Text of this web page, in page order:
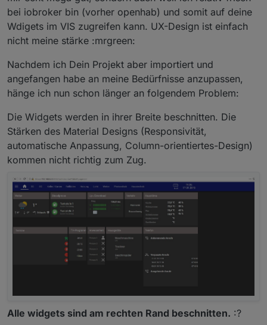
bei iobroker bin (vorher openhab) und somit auf deine
Wdigets im VIS zugreifen kann. UX-Design ist einfach
nicht meine stärke :mrgreen:
Nachdem ich Dein Projekt aber importiert und
angefangen habe an meine Bedürfnisse anzupassen,
hänge ich nun schon länger an folgendem Problem:
Die Widgets werden in ihrer Breite beschnitten. Die
Stärken des Material Designs (Responsivität,
automatische Anpassung, Column-orientiertes-Design)
kommen nicht richtig zum Zug.
Alle widgets sind am rechten Rand beschnitten. :?